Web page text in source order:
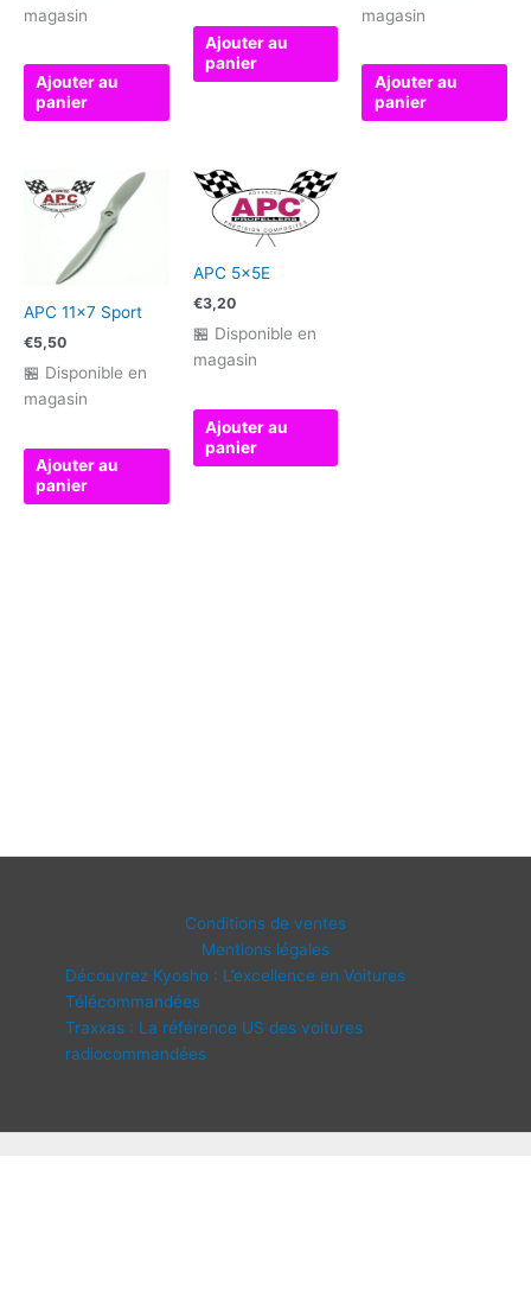
magasin
Ajouter au
panier
Ajouter au
panier
magasin
Ajouter au
panier
APC 11×7 Sport
€5,50
🏪 Disponible en
magasin
Ajouter au
panier
APC 5x5E
€3,20
🏪 Disponible en
magasin
Ajouter au
panier
Conditions de ventes
Mentions légales
Découvrez Kyosho : L’excellence en Voitures
Télécommandées
Traxxas : La référence US des voitures
radiocommandées